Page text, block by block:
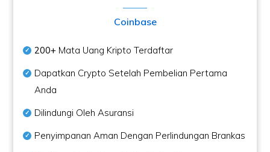
Coinbase
200+ Mata Uang Kripto Terdaftar
Dapatkan Crypto Setelah Pembelian Pertama
Anda
Dilindungi Oleh Asuransi
Penyimpanan Aman Dengan Perlindungan Brankas